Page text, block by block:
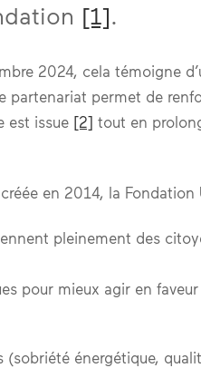
[1].
2024, cela témoigne
permet de
est issue [2] tout en
en 2014, la
pleinement des
pour mieux agir en
énergétique,